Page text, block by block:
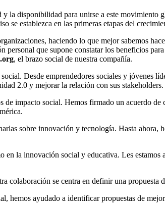
la disponibilidad para unirse a este movimiento
establezca en las primeras etapas del
haciendo lo que mejor sabemos
que supone constatar los beneficios
, el brazo social de nuestra compañía.
Desde emprendedores sociales y jóvenes
2.0 y mejorar la relación con sus stakeholders.
impacto social. Hemos firmado un acuerdo
sobre innovación y tecnología. Hasta ahora,
la innovación social y educativa. Les
colaboración se centra en definir una
ayudado a identificar propuestas de